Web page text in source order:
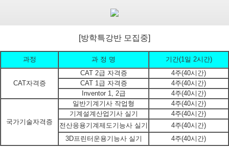
[방학특강반 모집중]
과정 과 정 명 기간(1일 2시간)
CAT자격증
CAT 2급 자격증
4주(40시간)
CAT 1급 자격증
4주(40시간)
Inventor 1, 2급
4주(40시간)
국가기술자격증
일반기계기사 작업형
4주(40시간)
기계설계산업기사 실기
4주(40시간)
전산응용기계제도기능사 실기
4주(40시간)
3D프린터운용기능사 실기
4주(40시간)